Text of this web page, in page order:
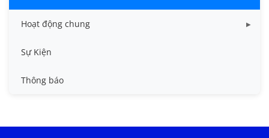
Hoạt động chung
Tin công tác sinh viên
Tin đào tạo
Tin tức chung
Sự Kiện
Thông báo